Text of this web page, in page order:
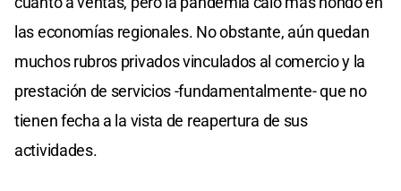
las economías regionales. No obstante, aún quedan
muchos rubros privados vinculados al comercio y la
prestación de servicios -fundamentalmente- que no
tienen fecha a la vista de reapertura de sus
actividades.